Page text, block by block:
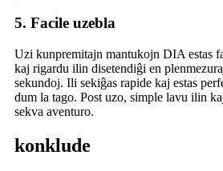
5. Facile uzebla
Uzi kunpremitajn mantukojn DIA estas
kaj rigardu ilin disetendiĝi en
sekundoj. Ili sekiĝas rapide kaj estas
dum la tago. Post uzo, simple lavu ilin
sekva aventuro.
konklude